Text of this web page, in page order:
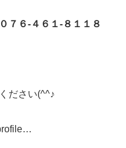
７６-４６１-８１１８
ださい(^^♪